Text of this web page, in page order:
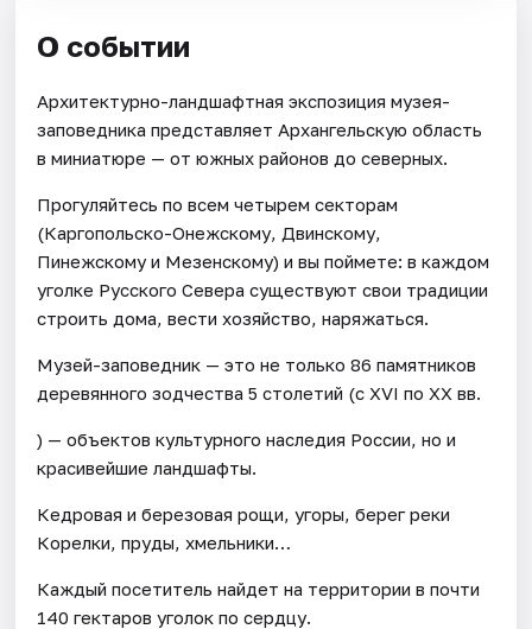
О событии
Архитектурно-ландшафтная экспозиция музея-
заповедника представляет Архангельскую область
в миниатюре — от южных районов до северных.
Прогуляйтесь по всем четырем секторам
(Каргопольско-Онежскому, Двинскому,
Пинежскому и Мезенскому) и вы поймете: в каждом
уголке Русского Севера существуют свои традиции
строить дома, вести хозяйство, наряжаться.
Музей-заповедник — это не только 86 памятников
деревянного зодчества 5 столетий (с XVI по ХХ вв.
) — объектов культурного наследия России, но и
красивейшие ландшафты.
Кедровая и березовая рощи, угоры, берег реки
Корелки, пруды, хмельники…
Каждый посетитель найдет на территории в почти
140 гектаров уголок по сердцу.